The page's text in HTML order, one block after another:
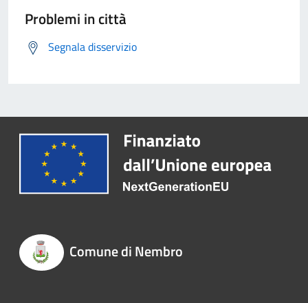
Problemi in città
Segnala disservizio
Comune di Nembro